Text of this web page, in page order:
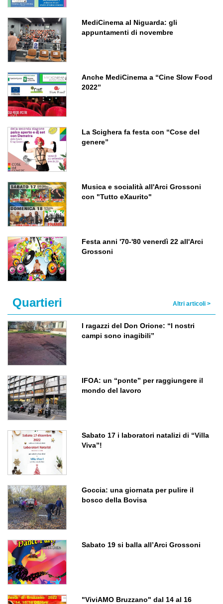
MediCinema al Niguarda: gli
appuntamenti di novembre
Anche MediCinema a “Cine Slow Food
2022”
La Scighera fa festa con “Cose del
genere”
Musica e socialità all'Arci Grossoni
con "Tutto eXaurito"
Festa anni '70-'80 venerdì 22 all'Arci
Grossoni
Quartieri Altri articoli >
I ragazzi del Don Orione: “I nostri
campi sono inagibili”
IFOA: un “ponte” per raggiungere il
mondo del lavoro
Sabato 17 i laboratori natalizi di “Villa
Viva”!
Goccia: una giornata per pulire il
bosco della Bovisa
Sabato 19 si balla all’Arci Grossoni
"ViviAMO Bruzzano" dal 14 al 16